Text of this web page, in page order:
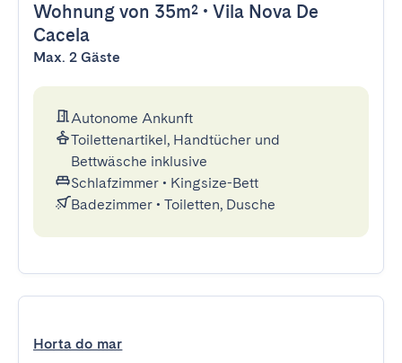
Wohnung von 35m² • Vila Nova De
Cacela
Max. 2 Gäste
Autonome Ankunft
Toilettenartikel, Handtücher und
Bettwäsche inklusive
Schlafzimmer • Kingsize-Bett
Badezimmer • Toiletten, Dusche
Horta do mar